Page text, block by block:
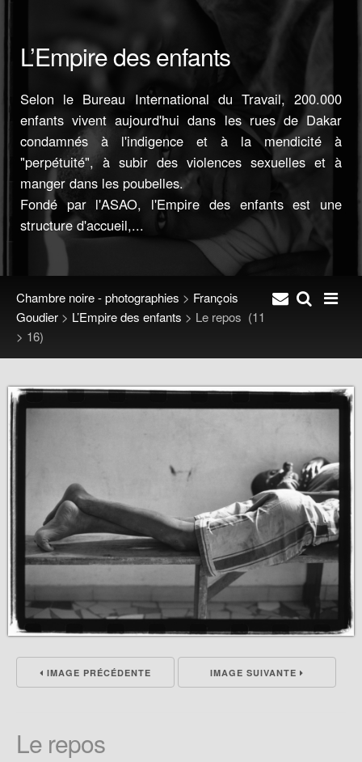
L’Empire des enfants
Selon le Bureau International du Travail, 200.000
enfants vivent aujourd'hui dans les rues de Dakar
condamnés à l'indigence et à la mendicité à
"perpétuité", à subir des violences sexuelles et à
manger dans les poubelles.
Fondé par l'ASAO, l'Empire des enfants est une
structure d'accueil,...
Chambre noire - photographies > François
Goudier > L’Empire des enfants > Le repos (11
> 16)
IMAGE PRÉCÉDENTE IMAGE SUIVANTE
Le repos